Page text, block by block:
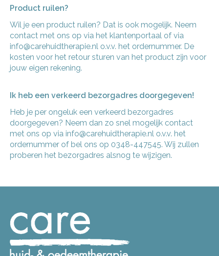
Product ruilen?
Wil je een product ruilen? Dat is ook mogelijk. Neem
contact met ons op via het klantenportaal of via
info@carehuidtherapie.nl o.v.v. het ordernummer. De
kosten voor het retour sturen van het product zijn voor
jouw eigen rekening.
Ik heb een verkeerd bezorgadres doorgegeven!
Heb je per ongeluk een verkeerd bezorgadres
doorgegeven? Neem dan zo snel mogelijk contact
met ons op via info@carehuidtherapie.nl o.v.v. het
ordernummer of bel ons op 0348-447545. Wij zullen
proberen het bezorgadres alsnog te wijzigen.